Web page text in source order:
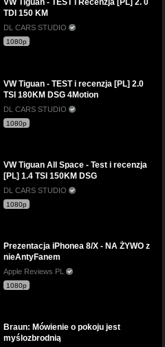
VW Tiguan - TEST i Recenzja [PL] 2. 0
TDI 150 KM
DL CARS STUDIO
1080p
VW Tiguan - TEST i recenzja [PL] 2.0
TSI 180KM DSG 4Motion
DL CARS STUDIO
1080p
VW Tiguan All Space - Test i recenzja
[PL] 1.4 TSI 150KM DSG
DL CARS STUDIO
1080p
Prezentacja iPhonea 8/X - NA ŻYWO z
nieAntyFanem
Apple Reviews PL
1080p
Braun: Mówienie o pokoju jest
myślozbrodnią